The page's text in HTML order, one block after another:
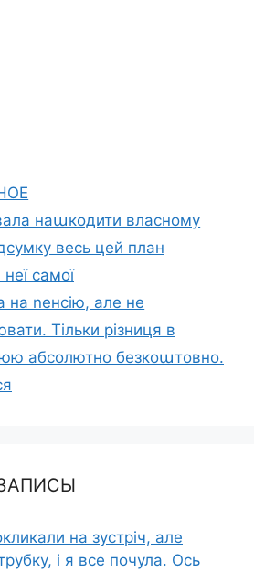
наաкодити власному
весь цей план
самої
nенсію, але не
Тільки різниця в
абсолютно безкоաтовно.
на зустріч, але
і я все почула. Ось